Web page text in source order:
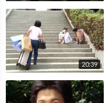
20:39